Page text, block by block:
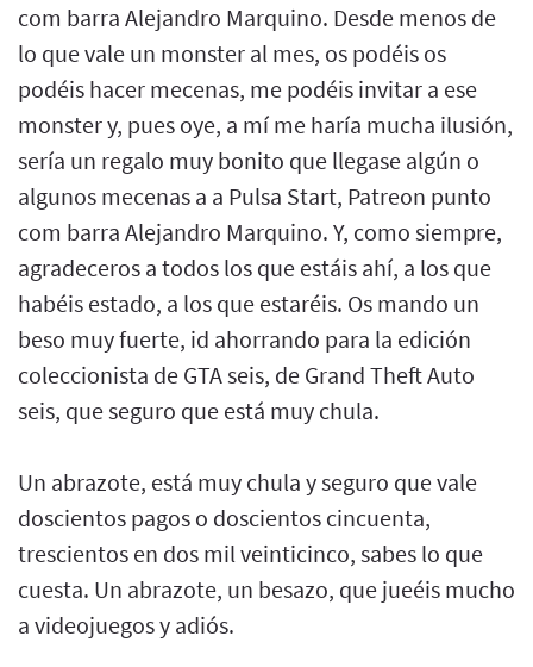
com barra Alejandro Marquino. Desde menos de
lo que vale un monster al mes, os podéis os
podéis hacer mecenas, me podéis invitar a ese
monster y, pues oye, a mí me haría mucha ilusión,
sería un regalo muy bonito que llegase algún o
algunos mecenas a a Pulsa Start, Patreon punto
com barra Alejandro Marquino. Y, como siempre,
agradeceros a todos los que estáis ahí, a los que
habéis estado, a los que estaréis. Os mando un
beso muy fuerte, id ahorrando para la edición
coleccionista de GTA seis, de Grand Theft Auto
seis, que seguro que está muy chula.
Un abrazote, está muy chula y seguro que vale
doscientos pagos o doscientos cincuenta,
trescientos en dos mil veinticinco, sabes lo que
cuesta. Un abrazote, un besazo, que jueéis mucho
a videojuegos y adiós.